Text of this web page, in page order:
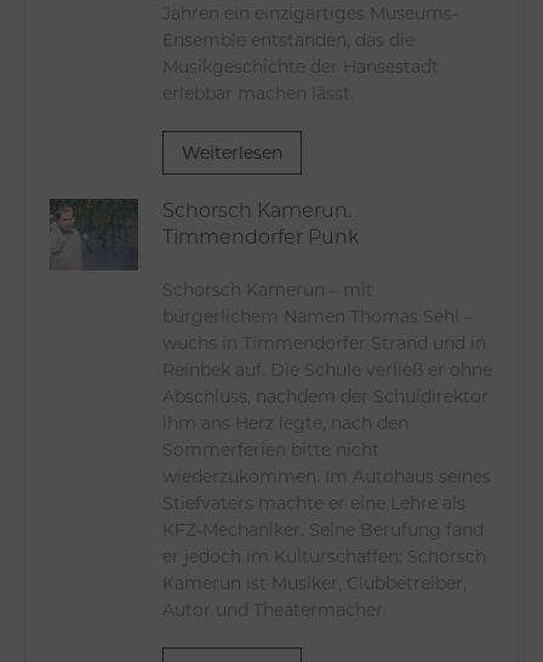
Jahren ein einzigartiges Museums-
Ensemble entstanden, das die
Musikgeschichte der Hansestadt
erlebbar machen lässt.
Weiterlesen
Schorsch Kamerun.
Timmendorfer Punk
Schorsch Kamerun – mit
bürgerlichem Namen Thomas Sehl –
wuchs in Timmendorfer Strand und in
Reinbek auf. Die Schule verließ er ohne
Abschluss, nachdem der Schuldirektor
ihm ans Herz legte, nach den
Sommerferien bitte nicht
wiederzukommen. Im Autohaus seines
Stiefvaters machte er eine Lehre als
KFZ-Mechaniker. Seine Berufung fand
er jedoch im Kulturschaffen: Schorsch
Kamerun ist Musiker, Clubbetreiber,
Autor und Theatermacher.